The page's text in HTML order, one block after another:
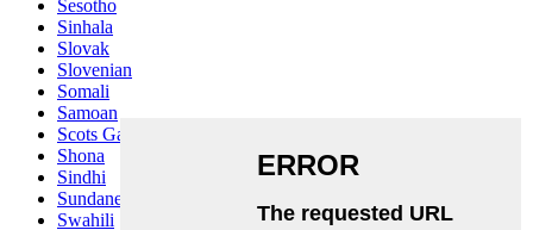
Sesotho
Sinhala
Slovak
Slovenian
Somali
Samoan
Scots Gaelic
Shona
Sindhi
Sundanese
Swahili